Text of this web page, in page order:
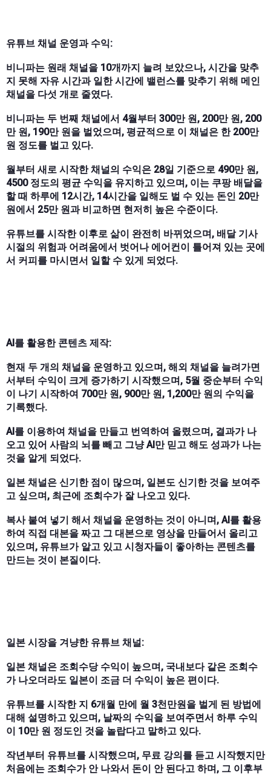
유튜브 채널 운영과 수익:
비니파는 원래 채널을 10개까지 늘려 보았으나, 시간을 맞추
지 못해 자유 시간과 일한 시간에 밸런스를 맞추기 위해 메인
채널을 다섯 개로 줄였다.
비니파는 두 번째 채널에서 4월부터 300만 원, 200만 원, 200
만 원, 190만 원을 벌었으며, 평균적으로 이 채널은 한 200만
원 정도를 벌고 있다.
월부터 새로 시작한 채널의 수익은 28일 기준으로 490만 원,
4500 정도의 평균 수익을 유지하고 있으며, 이는 쿠팡 배달을
할 때 하루에 12시간, 14시간을 일해도 벌 수 있는 돈인 20만
원에서 25만 원과 비교하면 현저히 높은 수준이다.
유튜브를 시작한 이후로 삶이 완전히 바뀌었으며, 배달 기사
시절의 위험과 어려움에서 벗어나 에어컨이 틀어져 있는 곳에
서 커피를 마시면서 일할 수 있게 되었다.
AI를 활용한 콘텐츠 제작:
현재 두 개의 채널을 운영하고 있으며, 해외 채널을 늘려가면
서부터 수익이 크게 증가하기 시작했으며, 5월 중순부터 수익
이 나기 시작하여 700만 원, 900만 원, 1,200만 원의 수익을
기록했다.
AI를 이용하여 채널을 만들고 번역하여 올렸으며, 결과가 나
오고 있어 사람의 뇌를 빼고 그냥 AI만 믿고 해도 성과가 나는
것을 알게 되었다.
일본 채널은 신기한 점이 많으며, 일본도 신기한 것을 보여주
고 싶으며, 최근에 조회수가 잘 나오고 있다.
복사 붙여 넣기 해서 채널을 운영하는 것이 아니며, AI를 활용
하여 직접 대본을 짜고 그 대본으로 영상을 만들어서 올리고
있으며, 유튜브가 알고 있고 시청자들이 좋아하는 콘텐츠를
만드는 것이 본질이다.
일본 시장을 겨냥한 유튜브 채널:
일본 채널은 조회수당 수익이 높으며, 국내보다 같은 조회수
가 나오더라도 일본이 조금 더 수익이 높은 편이다.
유튜브를 시작한 지 6개월 만에 월 3천만원을 벌게 된 방법에
대해 설명하고 있으며, 날짜의 수익을 보여주면서 하루 수익
이 10만 원 정도인 것을 놀랍다고 말하고 있다.
작년부터 유튜브를 시작했으며, 무료 강의를 듣고 시작했지만
처음에는 조회수가 안 나와서 돈이 안 된다고 하며, 그 이후부